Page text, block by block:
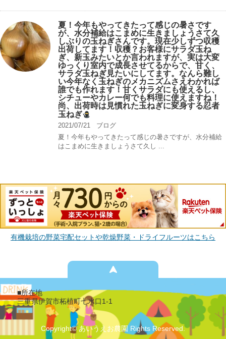
夏！今年もやってきたって感じの暑さです
が、水分補給はこまめに生きましょうさて久
しぶりの玉ねぎさんです。現在少しずつ収穫
出荷してます！収穫？お客様にサラダ玉ね
ぎ、新玉みたいとか言われますが、実は大変
ゆっくり室内で成長させてるからで、甘く、
サラダ玉ねぎ見たいにしてます。なんら難し
い今年なく玉ねぎのメカニズムさえわかれば
誰でも作れます！甘くサラダにも使えるし、
シチューやカレー何でも料理に使えますね！
尚、出荷時は見慣れた玉ねぎに変身する忍者
玉ねぎ
2021/07/21
ブログ
夏！今年もやってきたって感じの暑さですが、水分補給
はこまめに生きましょうさて久し ...
有機栽培の野菜宅配セットや乾燥野菜・ドライフルーツはこちら
■所在地
三重県伊賀市柘植町七水口1-1
Copyright© あいうえお農園 Rights Reserved.